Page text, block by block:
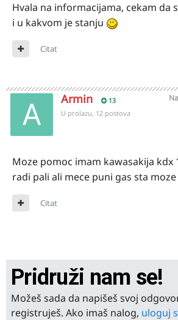
Hvala na informacijama, cekam da
i u kakvom je stanju
Citat
Armin 13
U prolazu, 12 postova
Moze pomoc imam kawasakija kdx
radi pali ali mece puni gas sta
Citat
Pridruži nam se!
Možeš sada da napišeš svoj
registruješ. Ako imaš nalog, uloguj